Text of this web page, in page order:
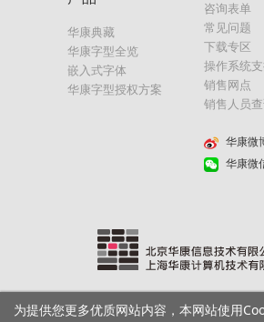
为提供您更多优质网站内容，本网站使用
华康典藏
华康字型全览
嵌入式字体
华康字型授权方案
咨询表单
常见问题
下载专区
操作系统
销售网点
销售人员
华康微
华康微